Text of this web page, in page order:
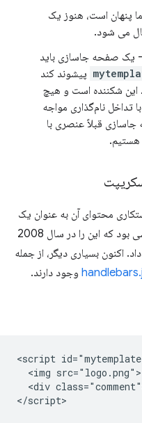
پنهان است، هنوز یک
می شود.
- یک صفحه جاسازی باید
پیشوند کند
این شکننده است و هیچ
تداخل نام‌گذاری مواجه
قبلاً عنصری با
هستیم.
محتوای آن به عنوان یک
رشته است. جان رسیگ احتمالاً اولین کسی بود که این را در سال 2008
اکنون بسیاری دیگر، از جمله
وجود دارند.
<script
  <img src="logo.png">
<div